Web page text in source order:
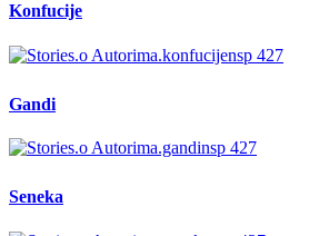
Konfucije
Gandi
Seneka